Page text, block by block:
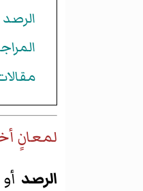
لمعانٍ
الرصد أو